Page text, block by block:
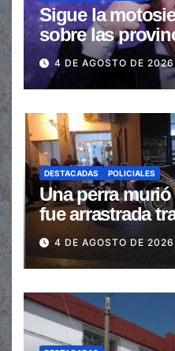
Sigue la
sobre las
de las
automáticas
4 DE AGOSTO DE 2026
DESTACADAS POLICIALES
Una perra
fue arrastrada
en la senda
4 DE AGOSTO DE 2026